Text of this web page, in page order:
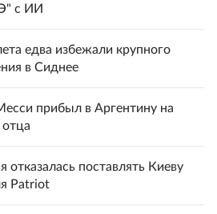
с ИИ
едва избежали крупного
в Сиднее
прибыл в Аргентину на
отказалась поставлять Киеву
Patriot